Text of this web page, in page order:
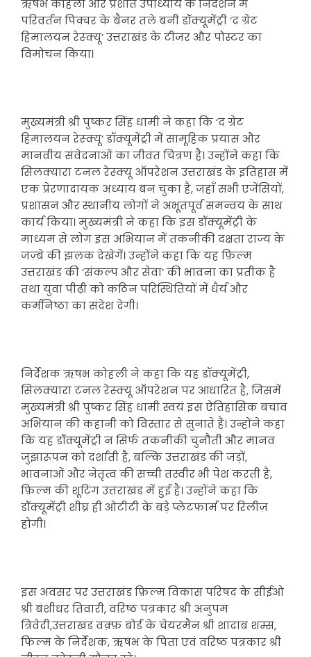
ऋषभ कोहली और प्रशांत उपाध्याय के निर्देशन में
परिवर्तन पिक्चर के बैनर तले बनी डॉक्यूमेंट्री ‘द ग्रेट
हिमालयन रेस्क्यू’ उत्तराखंड के टीजर और पोस्टर का
विमोचन किया।
मुख्यमंत्री श्री पुष्कर सिंह धामी ने कहा कि ‘द ग्रेट
हिमालयन रेस्क्यू’ डॉक्यूमेंट्री में सामूहिक प्रयास और
मानवीय संवेदनाओं का जीवंत चित्रण है। उन्होंने कहा कि
सिलक्यारा टनल रेस्क्यू ऑपरेशन उत्तराखंड के इतिहास में
एक प्रेरणादायक अध्याय बन चुका है, जहाँ सभी एजेंसियों,
प्रशासन और स्थानीय लोगों ने अभूतपूर्व समन्वय के साथ
कार्य किया। मुख्यमंत्री ने कहा कि इस डॉक्यूमेंट्री के
माध्यम से लोग इस अभियान में तकनीकी दक्षता राज्य के
जज़्बे की झलक देखेगें। उन्होंने कहा कि यह फ़िल्म
उत्तराखंड की ‘संकल्प और सेवा’ की भावना का प्रतीक है
तथा युवा पीढ़ी को कठिन परिस्थितियों में धैर्य और
कर्मनिष्ठा का संदेश देगी।
निर्देशक ऋषभ कोहली ने कहा कि यह डॉक्यूमेंट्री,
सिलक्यारा टनल रेस्क्यू ऑपरेशन पर आधारित है, जिसमें
मुख्यमंत्री श्री पुष्कर सिंह धामी स्वयं इस ऐतिहासिक बचाव
अभियान की कहानी को विस्तार से सुनाते हैं। उन्होंने कहा
कि यह डॉक्यूमेंट्री न सिर्फ तकनीकी चुनौती और मानव
जुझारूपन को दर्शाती है, बल्कि उत्तराखंड की जड़ों,
भावनाओं और नेतृत्व की सच्ची तस्वीर भी पेश करती है,
फ़िल्म की शूटिंग उत्तराखंड में हुई है। उन्होंने कहा कि
डॉक्यूमेंट्री शीघ्र ही ओटीटी के बड़े प्लेटफार्म पर रिलीज़
होगी।
इस अवसर पर उत्तराखंड फ़िल्म विकास परिषद के सीईओ
श्री बंशीधर तिवारी, वरिष्ठ पत्रकार श्री अनुपम
त्रिवेदी,उत्तराखंड वक़्फ़ बोर्ड के चेयरमैन श्री शादाब शम्स,
फिल्म के निर्देशक, ऋषभ के पिता एवं वरिष्ठ पत्रकार श्री